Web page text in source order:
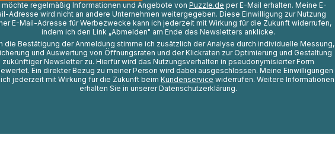
möchte regelmäßig Informationen und Angebote von Puzzle.de per E-Mail erhalten. Meine E-
Adresse wird nicht an andere Unternehmen weitergegeben. Diese Einwilligung zur Nutzung
E-Mail-Adresse für Werbezwecke kann ich jederzeit mit Wirkung für die Zukunft widerrufen,
indem ich den Link „Abmelden" am Ende des Newsletters anklicke.
die Bestätigung der Anmeldung stimme ich zusätzlich der Analyse durch individuelle Messung,
und Auswertung von Öffnungsraten und der Klickraten zur Optimierung und Gestaltung
zukünftiger Newsletter zu. Hierfür wird das Nutzungsverhalten in pseudonymisierter Form
Ein direkter Bezug zu meiner Person wird dabei ausgeschlossen. Meine Einwilligungen
jederzeit mit Wirkung für die Zukunft beim Kundenservice widerrufen. Weitere Informationen
erhalten Sie in unserer Datenschutzerklärung.